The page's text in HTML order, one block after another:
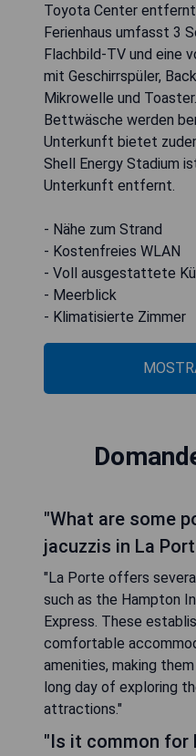
Toyota Center
Ferienhaus umfasst 3
Flachbild-TV und eine
mit Geschirrspüler,
Mikrowelle und
Bettwäsche werden
Unterkunft bietet
Shell Energy Stadium
Unterkunft entfernt.
- Nähe zum Strand
- Kostenfreies WLAN
- Voll ausgestattete
- Meerblick
- Klimatisierte Zimmer
"What are some
jacuzzis in La
"La Porte offers
such as the Hampton
Express. These
comfortable
amenities, making
long day of exploring
attractions."
"Is it common for